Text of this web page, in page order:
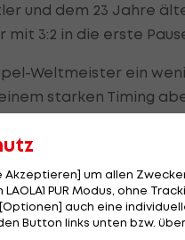
und dem 23 Jahre
mit 3:2 in die erste
Weltmeister ein
starken Timing
zwischendurch sogar
bitter. In drei Legs
Akzeptieren] um allen
PUR Modus, ohne
auch eine
Button links unten bzw.